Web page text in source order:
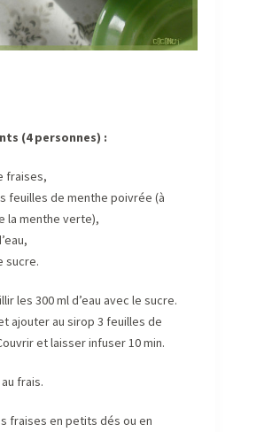
(4 personnes) :
fraises,
feuilles de menthe poivrée (à
la menthe verte),
sucre.
les 300 ml d’eau avec le sucre.
ajouter au sirop 3 feuilles de
et laisser infuser 10 min.
frais.
fraises en petits dés ou en